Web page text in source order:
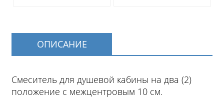
ОПИСАНИЕ
Смеситель для душевой кабины на два (2)
положение с межцентровым 10 см.